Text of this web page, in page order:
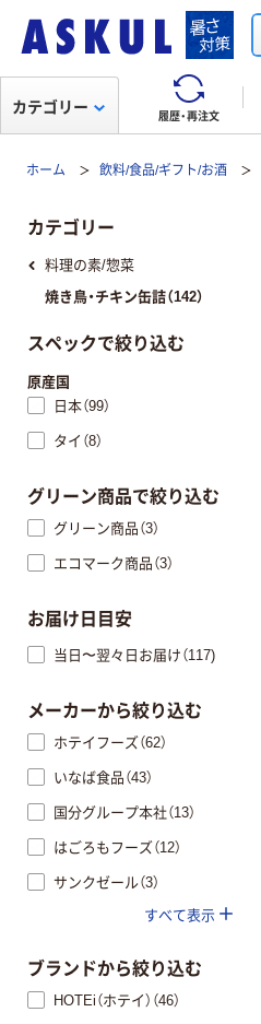
履歴・再注文
カテゴリー
ホーム 飲料/食品/ギフト/お酒
カテゴリー
料理の素/惣菜
焼き鳥・チキン缶詰（142）
スペックで絞り込む
原産国
日本（99）
タイ（8）
グリーン商品で絞り込む
グリーン商品（3）
エコマーク商品（3）
お届け日目安
当日〜翌々日お届け（117)
メーカーから絞り込む
ホテイフーズ（62）
いなば食品（43）
国分グループ本社（13）
はごろもフーズ（12）
サンクゼール（3）
すべて表示
ブランドから絞り込む
HOTEi（ホテイ）（46）